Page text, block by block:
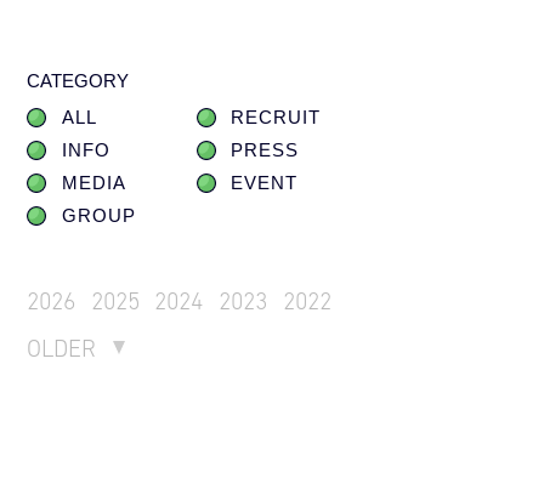
CATEGORY
ALL
RECRUIT
INFO
PRESS
MEDIA
EVENT
GROUP
2026 2025 2024 2023
2022
OLDER